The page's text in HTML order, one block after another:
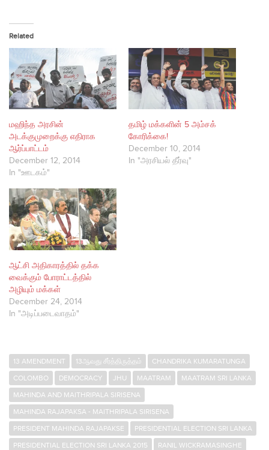
Related
மஹிந்த அரசின்
அடக்குமுறைக்கு எதிராக
ஆர்ப்பாட்டம்
December 12, 2014
In "ஊடகம்"
தமிழ் மக்களின் 5 அம்சக்
கோரிக்கை!
December 10, 2014
In "அரசியல் தீர்வு"
ஆட்சி அதிகாரத்தில் தக்க
வைக்கும் போராட்டத்தில்
அழியும் மக்கள்
December 24, 2014
In "அடிப்படைவாதம்"
13 AMENDMENT 13ஆவது சீர்த்திருத்தம்
CHANDRIKA KUMARATUNGA
COLOMBO
DEMOCRACY JHU MAATRAM
MAATRAM SRI LANKA
MAHINDA AND MAITHRIPALA SIRISENA
MAHINDA RAJAPAKSA - MAITHRIPALA SIRISENA
PRESIDENT MAHINDA RAJAPAKSE
PRESIDENTIAL ELECTION SRI LANKA
PRESIDENTIAL ELECTION SRI LANKA 2015
RANIL WICKRAMASINGHE